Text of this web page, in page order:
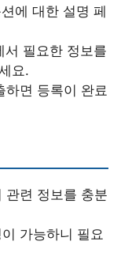
에 대한 설명 페
서 필요한 정보를
요.
하면 등록이 완료
관련 정보를 충분
가능하니 필요